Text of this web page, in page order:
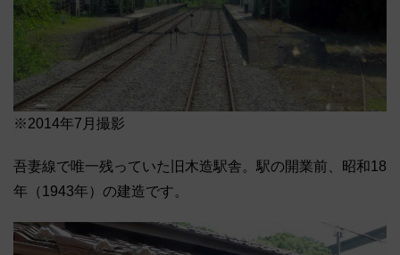
※2014年7月撮影
吾妻線で唯一残っていた旧木造駅舎。駅の開業前、昭和18
年（1943年）の建造です。